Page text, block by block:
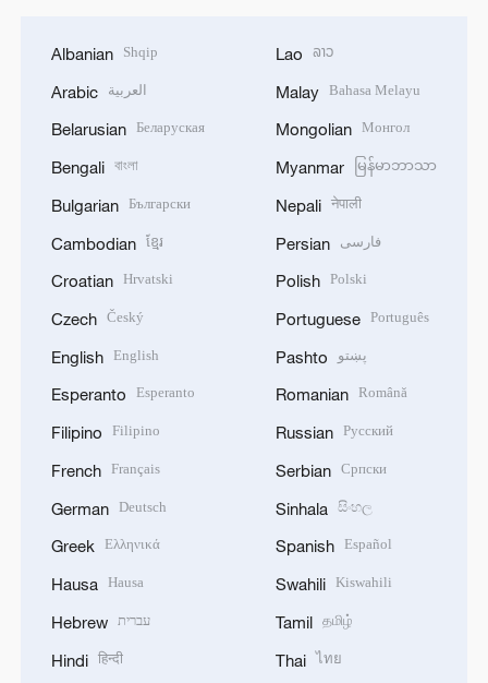
Albanian Shqip
Arabic العربية
Belarusian Беларуская
Bengali বাংলা
Bulgarian Български
Cambodian ខ្មែរ
Croatian Hrvatski
Czech Český
English English
Esperanto Esperanto
Filipino Filipino
French Français
German Deutsch
Greek Ελληνικά
Hausa Hausa
Hebrew עברית
Hindi हिन्दी
Lao ລາວ
Malay Bahasa Melayu
Mongolian Монгол
Myanmar မြန်မာဘာသာ
Nepali नेपाली
Persian فارسی
Polish Polski
Portuguese Português
Pashto پښتو
Romanian Română
Russian Русский
Serbian Српски
Sinhala සිංහල
Spanish Español
Swahili Kiswahili
Tamil தமிழ்
Thai ไทย